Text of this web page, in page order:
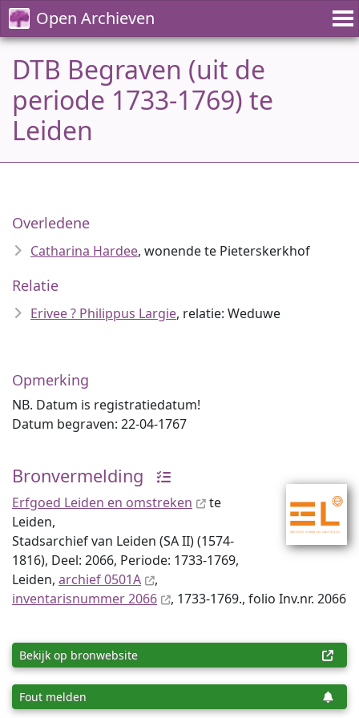
Open Archieven
DTB Begraven (uit de
periode 1733-1769) te
Leiden
Overledene
Catharina Hardee, wonende te Pieterskerkhof
Relatie
Erivee ? Philippus Largie, relatie: Weduwe
Opmerking
NB. Datum is registratiedatum!
Datum begraven: 22-04-1767
Bronvermelding
Erfgoed Leiden en omstreken
te
Leiden,
Stadsarchief van Leiden (SA II) (1574-
1816), Deel: 2066, Periode: 1733-1769,
Leiden, archief 0501A
,
inventaris­num­mer 2066
, 1733-1769., folio Inv.nr. 2066
Bekijk op bronwebsite
Fout melden